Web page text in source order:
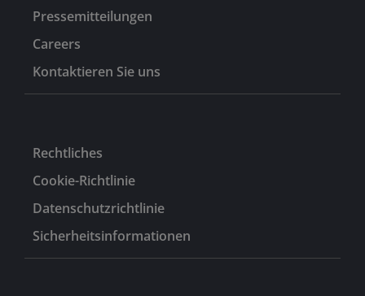
Pressemitteilungen
Careers
Kontaktieren Sie uns
Rechtliches
Cookie-Richtlinie
Datenschutzrichtlinie
Sicherheitsinformationen